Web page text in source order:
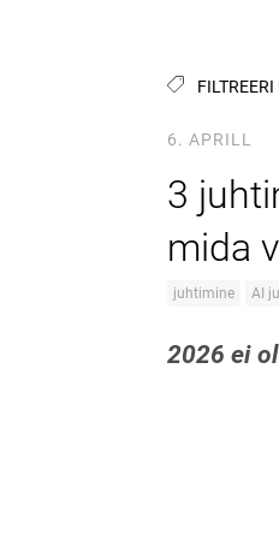
6. APRILL
3
mida
juhtimine AI
2026 ei